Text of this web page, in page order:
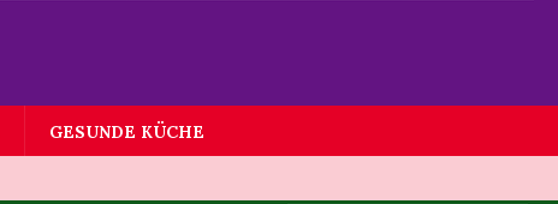
GESUNDE KÜCHE